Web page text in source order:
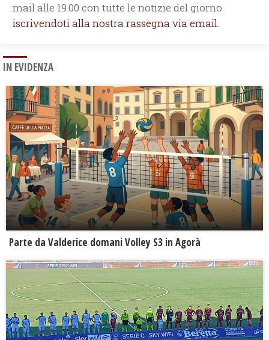
mail alle 19.00 con tutte le notizie del giorno
iscrivendoti alla nostra rassegna via email.
IN EVIDENZA
Parte da Valderice domani Volley S3 in Agorà